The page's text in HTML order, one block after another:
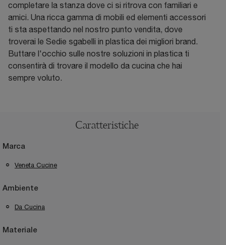
completare la stanza dove ci si ritrova con familiari e
amici. Una ricca gamma di mobili ed elementi accessori
ti sta aspettando nel nostro punto vendita, dove
troverai le Sedie sgabelli in plastica dei migliori brand.
Buttare l'occhio sulle nostre soluzioni in plastica ti
consentirà di trovare il modello da cucina che hai
sempre voluto.
Caratteristiche
Marca
Veneta Cucine
Ambiente
Da Cucina
Materiale